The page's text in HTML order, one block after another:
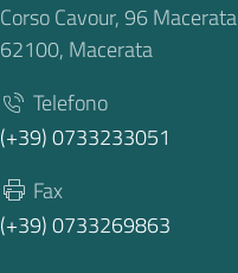
Corso Cavour, 96 Macerata
62100, Macerata
Telefono
(+39) 0733233051
Fax
(+39) 0733269863